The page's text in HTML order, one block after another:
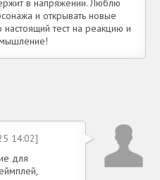
в напряжении. Люблю
и открывать новые
настоящий тест на реакцию и
мышление!
14:02]
для